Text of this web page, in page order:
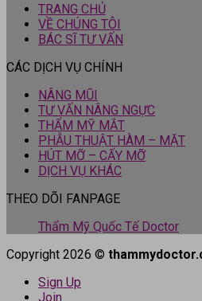
TRANG CHỦ
VỀ CHÚNG TÔI
BÁC SĨ TƯ VẤN
CÁC DỊCH VỤ CHÍNH
NÂNG MŨI
TƯ VẤN NÂNG NGỰC
THẨM MỸ MẮT
PHẪU THUẬT HÀM – MẶT
HÚT MỠ – CẤY MỠ
DỊCH VỤ KHÁC
THEO DÕI FANPAGE
Thẩm Mỹ Quốc Tế Doctor
Copyright 2026 ©
Sign Up
Join